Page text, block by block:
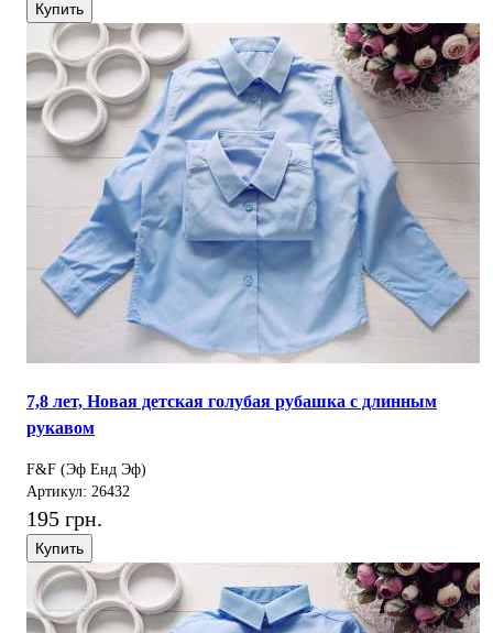
Купить
7,8 лет, Новая детская голубая рубашка с длинным
рукавом
F&F (Эф Енд Эф)
Артикул: 26432
195 грн.
Купить